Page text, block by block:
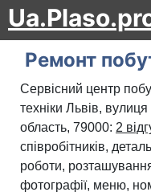
Ремонт
Сервісний центр
техніки Львів,
область, 79000: 2
співробітників,
роботи,
фотографії, меню,